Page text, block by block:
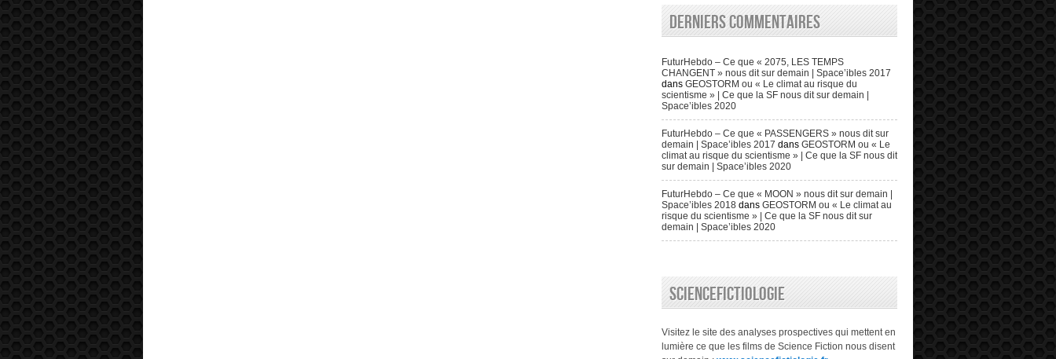
Derniers commentaires
FuturHebdo – Ce que « 2075, LES TEMPS
CHANGENT » nous dit sur demain | Space’ibles 2017
dans GEOSTORM ou « Le climat au risque du
scientisme » | Ce que la SF nous dit sur demain |
Space’ibles 2020
FuturHebdo – Ce que « PASSENGERS » nous dit sur
demain | Space’ibles 2017 dans GEOSTORM ou « Le
climat au risque du scientisme » | Ce que la SF nous dit
sur demain | Space’ibles 2020
FuturHebdo – Ce que « MOON » nous dit sur demain |
Space’ibles 2018 dans GEOSTORM ou « Le climat au
risque du scientisme » | Ce que la SF nous dit sur
demain | Space’ibles 2020
SCIENCEFICTIOLOGIE
Visitez le site des analyses prospectives qui mettent en
lumière ce que les films de Science Fiction nous disent